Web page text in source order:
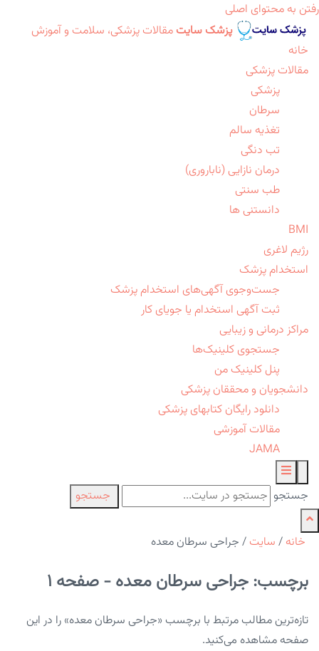
رفتن به محتوای اصلی
پزشک سایت مقالات پزشکی، سلامت و آموزش
خانه
مقالات پزشکی
پزشکی
سرطان
تغذیه سالم
تب دنگی
درمان نازایی (ناباروری)
طب سنتی
دانستنی ها
BMI
رژیم لاغری
استخدام پزشک
جست‌وجوی آگهی‌های استخدام پزشک
ثبت آگهی استخدام یا جویای کار
مراکز درمانی و زیبایی
جستجوی کلینیک‌ها
پنل کلینیک من
دانشجویان و محققان پزشکی
دانلود رایگان کتابهای پزشکی
مقالات آموزشی
JAMA
جستجو جستجو
خانه / سایت / جراحی سرطان معده
برچسب: جراحی سرطان معده - صفحه 1
تازه‌ترین مطالب مرتبط با برچسب «جراحی سرطان معده» را در این
صفحه مشاهده می‌کنید.